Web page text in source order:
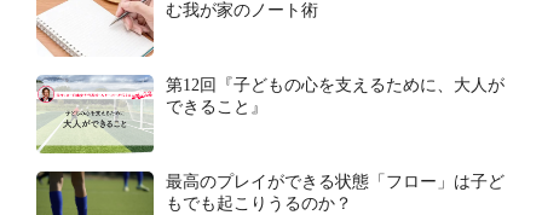
む我が家のノート術
第12回『子どもの心を支えるために、大人が
できること』
最高のプレイができる状態「フロー」は子ど
もでも起こりうるのか？